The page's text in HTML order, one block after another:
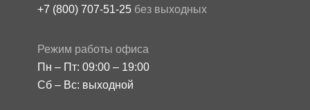
+7 (800) 707-51-25 без выходных
Режим работы офиса
Пн – Пт: 09:00 – 19:00
Сб – Вс: выходной